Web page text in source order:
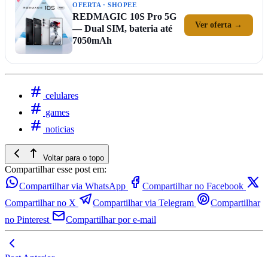
OFERTA · SHOPEE
REDMAGIC 10S Pro 5G
— Dual SIM, bateria até
7050mAh
Ver oferta →
celulares
games
noticias
Voltar para o topo
Compartilhar esse post em:
Compartilhar via WhatsApp
Compartilhar no Facebook
Compartilhar no X
Compartilhar via Telegram
Compartilhar
no Pinterest
Compartilhar por e-mail